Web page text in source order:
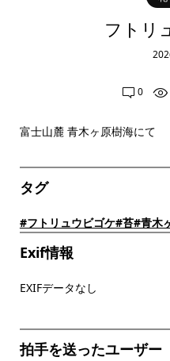
フトリ
0
富士山麓 青木ヶ原樹海にて
タグ
#フトリュウビゴケ#苔#青木
Exif情報
EXIFデータなし
拍手を送ったユーザー